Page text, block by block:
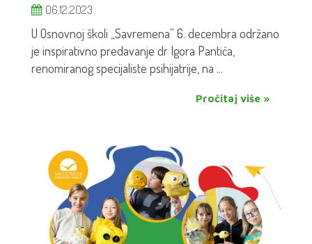
06.12.2023
U Osnovnoj školi „Savremena” 6. decembra održano
je inspirativno predavanje dr Igora Pantića,
renomiranog specijaliste psihijatrije, na ...
Pročitaj više »